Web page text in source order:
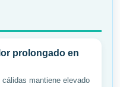
prolongado en
mantiene elevado